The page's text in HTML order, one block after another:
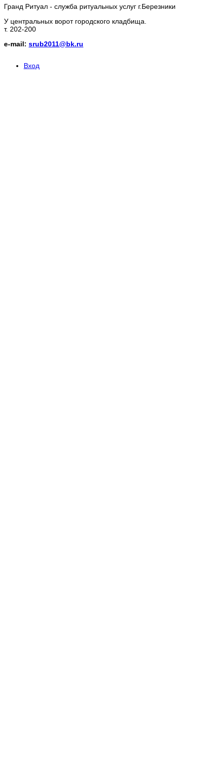
Гранд Ритуал - служба ритуальных услуг г.Березники
У центральных ворот городского кладбища.
т. 202-200
e-mail: srub2011@bk.ru
Вход